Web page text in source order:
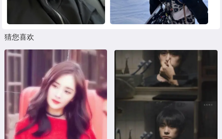
猜您喜欢